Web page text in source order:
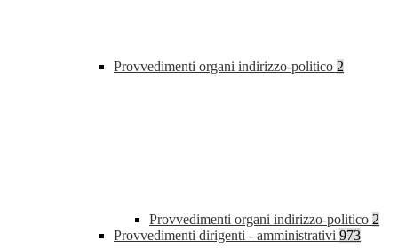
Provvedimenti organi indirizzo-politico 2
Provvedimenti organi indirizzo-politico 2
Provvedimenti dirigenti - amministrativi 973